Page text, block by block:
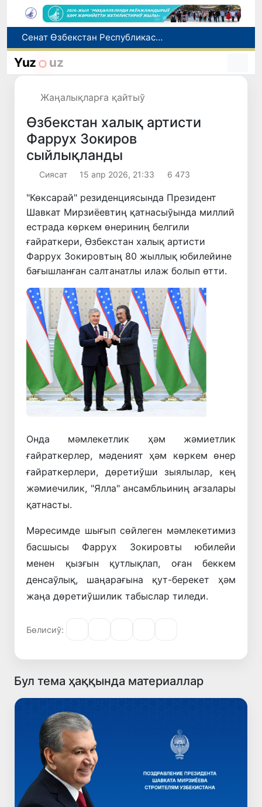
Өзбекстан жас аўыр атлетикашылары Азия чемпионатында биринши медальды қолға киргизди
8-август күни ушын ҳаўа райы мағлыўматы
Yuz uz
Жаңалықларға қайтыў
Өзбекстан халық артисти
Фаррух Зокиров
сыйлықланды
Сиясат 15 апр 2026, 21:33 6 473
"Көксарай" резиденциясында Президент
Шавкат Мирзиёевтиң қатнасыўында миллий
естрада көркем өнериниң белгили
ғайраткери, Өзбекстан халық артисти
Фаррух Зокировтың 80 жыллық юбилейине
бағышланған салтанатлы илаж болып өтти.
Алдынғы
Онда мәмлекетлик ҳәм жәмиетлик
ғайраткерлер, мәденият ҳәм көркем өнер
ғайраткерлери, дөретиўши зыялылар, кең
жәмиечилик, "Ялла" ансамбльиниң ағзалары
қатнасты.
Мәресимде шығып сөйлеген мәмлекетимиз
басшысы Фаррух Зокировты юбилейи
менен қызғын қутлықлап, оған беккем
денсаўлық, шаңарағына қут-берекет ҳәм
жаңа дөретиўшилик табыслар тиледи.
Бөлисиў:
Бул тема ҳаққында материаллар